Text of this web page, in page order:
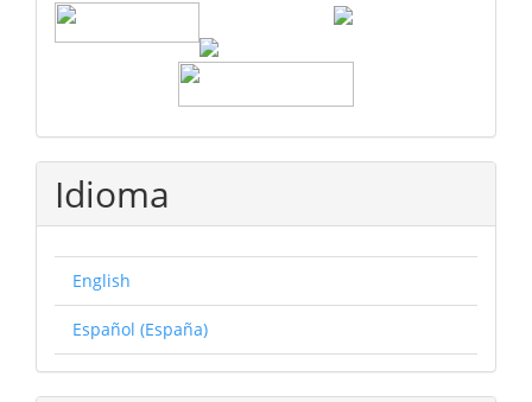
Idioma
English
Español (España)